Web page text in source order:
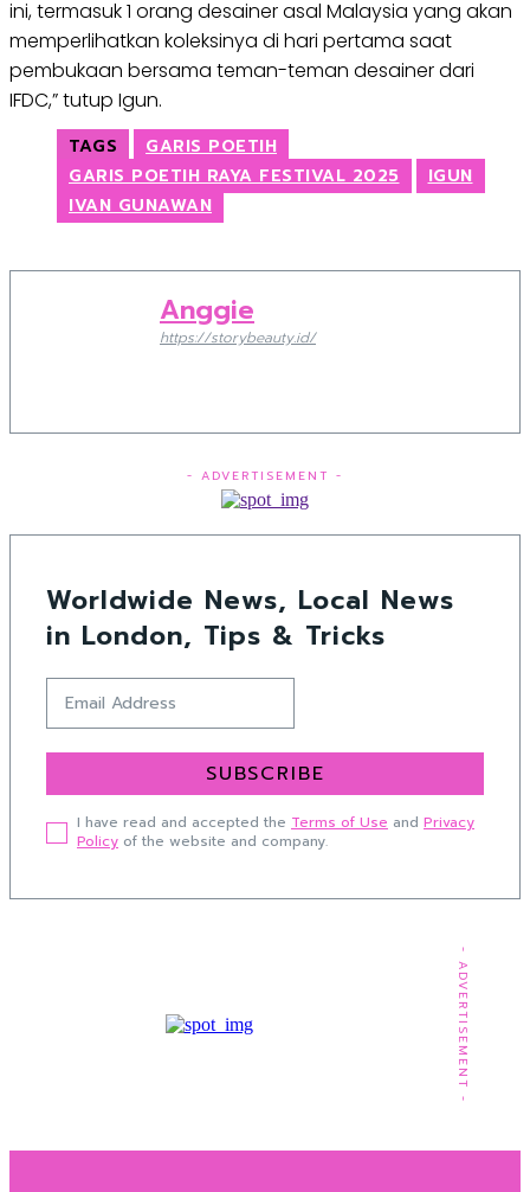
ini, termasuk 1 orang desainer asal Malaysia yang akan
memperlihatkan koleksinya di hari pertama saat
pembukaan bersama teman-teman desainer dari
IFDC,” tutup Igun.
TAGS
GARIS POETIH
GARIS POETIH RAYA FESTIVAL 2025
IGUN
IVAN GUNAWAN
Anggie
https://storybeauty.id/
- ADVERTISEMENT -
Worldwide News, Local News
in London, Tips & Tricks
SUBSCRIBE
I have read and accepted the Terms of Use and Privacy
Policy of the website and company.
- ADVERTISEMENT -